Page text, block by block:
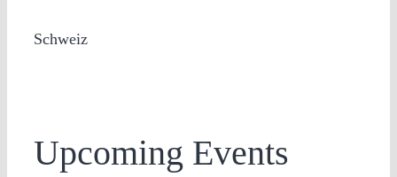
Schweiz
Upcoming Events